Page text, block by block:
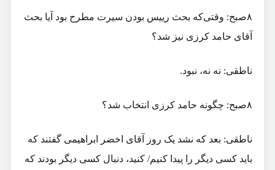
۸صبح: وقتی‌که بحث رییس بودن سیرت مطرح بود آیا بحث
آقای حامد کرزی نیز شد؟
ناطقی: نه نه، نبود.
۸صبح: چگونه حامد کرزی انتخاب شد؟
ناطقی: بعد که نشد یک روز آقای اخضر ابراهیمی گفتند که
باید کسی دیگر را پیدا کنیم/ کنید، دنبال کسی دیگر بودند که